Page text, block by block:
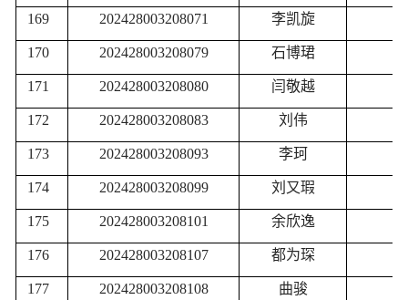
169 202428003208071 李凯旋
170 202428003208079 石博珺
171 202428003208080 闫敬越
172 202428003208083 刘伟
173 202428003208093 李珂
174 202428003208099 刘又瑕
175 202428003208101 余欣逸
176 202428003208107 都为琛
177 202428003208108 曲骏